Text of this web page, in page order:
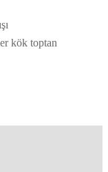
kök toptan